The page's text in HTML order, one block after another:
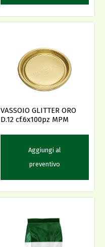
VASSOIO GLITTER ORO
D.12 cf.6x100pz MPM
Aggiungi al
preventivo